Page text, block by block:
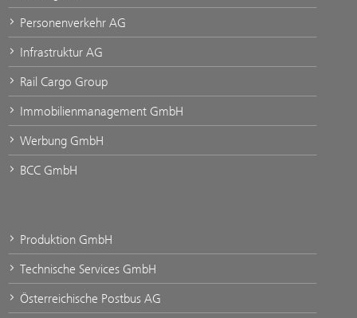
Personenverkehr AG
Infrastruktur AG
Rail Cargo Group
Immobilienmanagement GmbH
Werbung GmbH
BCC GmbH
Produktion GmbH
Technische Services GmbH
Österreichische Postbus AG